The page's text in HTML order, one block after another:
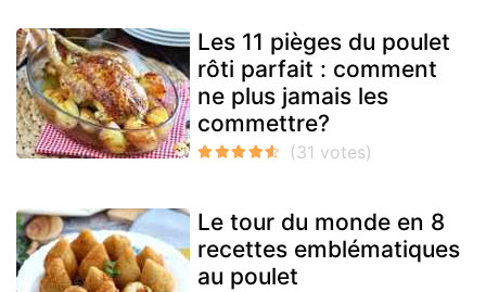
Les 11 pièges du poulet
rôti parfait : comment
ne plus jamais les
commettre?
Le tour du monde en 8
recettes emblématiques
au poulet